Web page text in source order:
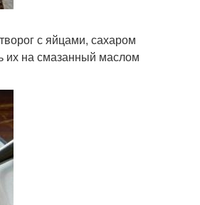
с яйцами, сахаром
их на смазанный маслом